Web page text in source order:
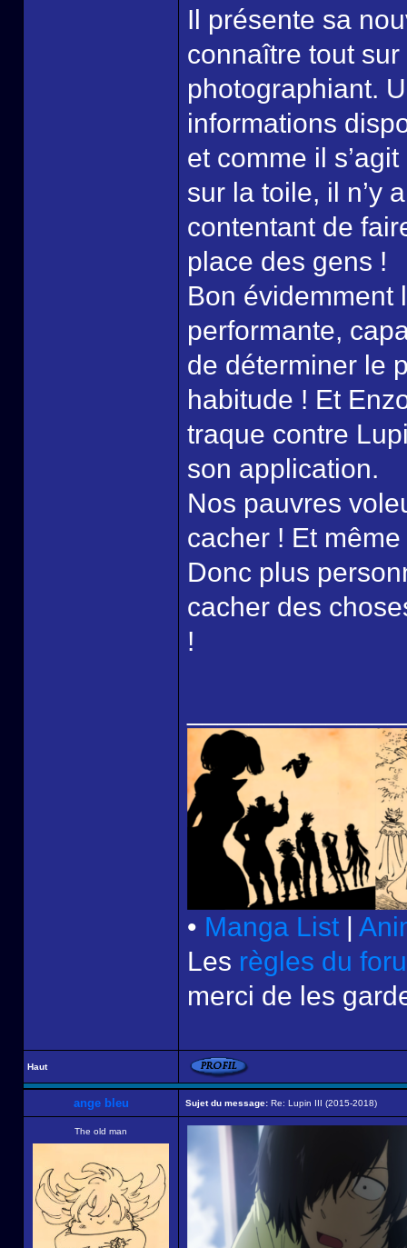
Il présente sa
connaître tout
photographiant.
informations
et comme il
sur la toile, il n’y
contentant de
place des gens !
Bon évidemment
performante,
de déterminer le
habitude ! Et
traque contre
son application.
Nos pauvres
cacher ! Et
Donc plus
cacher des
!
• Manga List |
Les règles du
merci de les
Haut
ange bleu Sujet du message: Re: Lupin III (2015-2018)
The old man